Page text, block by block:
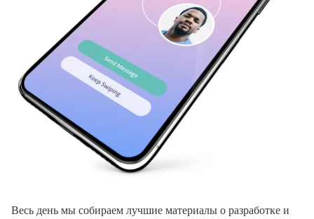
Весь день мы собираем лучшие материалы о разработке и